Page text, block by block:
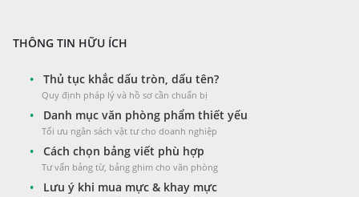
THÔNG TIN HỮU ÍCH
• Thủ tục khắc dấu tròn, dấu tên?
Quy định pháp lý và hồ sơ cần chuẩn bị
• Danh mục văn phòng phẩm thiết yếu
Tối ưu ngân sách vật tư cho doanh nghiệp
• Cách chọn bảng viết phù hợp
Tư vấn bảng từ, bảng ghim cho văn phòng
• Lưu ý khi mua mực & khay mực